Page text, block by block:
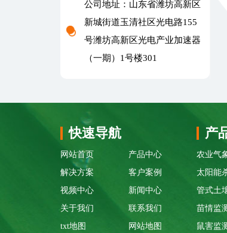
公司地址：山东省潍坊高新区
新城街道玉清社区光电路155
号潍坊高新区光电产业加速器
（一期）1号楼301
快速导航
网站首页
产品中心
解决方案
客户案例
视频中心
新闻中心
关于我们
联系我们
txt地图
网站地图
产
农业气
太阳能
管式土
苗情监
鼠害监